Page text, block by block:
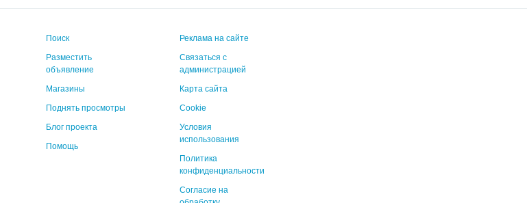
Поиск
Разместить
объявление
Магазины
Поднять просмотры
Блог проекта
Помощь
Реклама на сайте
Связаться с
администрацией
Карта сайта
Cookie
Условия
использования
Политика
конфиденциальности
Согласие на